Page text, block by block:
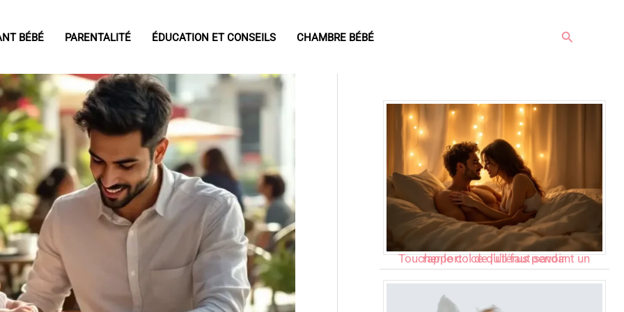
BÉBÉ PARENTALITÉ ÉDUCATION ET CONSEILS CHAMBRE BÉBÉ Rechercher
Toucher le col de l’utérus pendant un rapport : ce qu’il faut savoir